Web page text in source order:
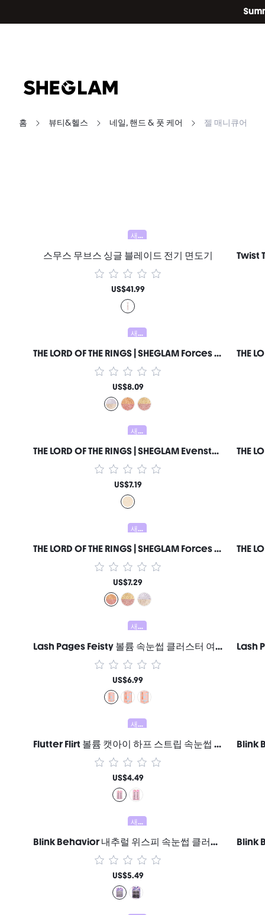
홈 뷰티&헬스 네일, 핸드 & 풋 케어 젤 매니큐어
새로움
스무스 무브스 싱글 블레이드 전기 면도기
US$41.99
새로움
THE LORD OF THE RINGS | SHEGLAM Forces Of Fate | 듀오 아이섀도-Hope & Sacrifice 여성과 소녀를 위한 브랜드 뷰티 코스메틱 메이크업
US$8.09
새로움
THE LORD OF THE RINGS | SHEGLAM Evenstar Glow 하이라이터 여성과 소녀를 위한 브랜드 뷰티 코스메틱 메이크업
US$7.19
새로움
THE LORD OF THE RINGS | SHEGLAM Forces Of Fate | 듀오 아이섀도-Temptation & Purity 여성과 소녀를 위한 브랜드 뷰티 코스메틱 메이크업
US$7.29
새로움
Lash Pages Feisty 볼륨 속눈썹 클러스터 여성과 소녀를 위한 브랜드 뷰티 코스메틱 메이크업
US$6.99
새로움
Flutter Flirt 볼륨 캣아이 하프 스트립 속눈썹 여성과 소녀를 위한 브랜드 뷰티 코스메틱 메이크업
US$4.49
새로움
Blink Behavior 내추럴 위스피 속눈썹 클러스터 여성과 소녀를 위한 브랜드 뷰티 코스메틱 메이크업
US$5.49